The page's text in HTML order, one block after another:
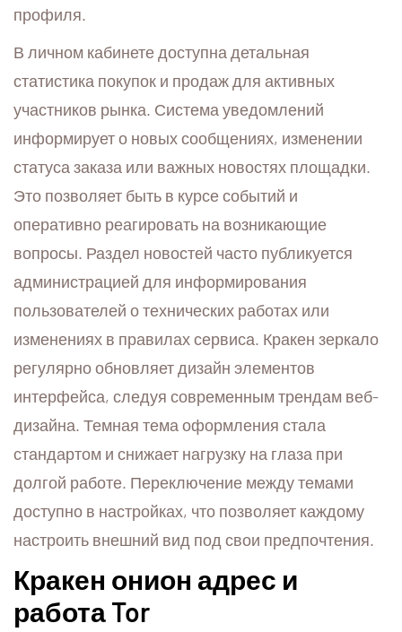
профиля.
В личном кабинете доступна детальная
статистика покупок и продаж для активных
участников рынка. Система уведомлений
информирует о новых сообщениях, изменении
статуса заказа или важных новостях площадки.
Это позволяет быть в курсе событий и
оперативно реагировать на возникающие
вопросы. Раздел новостей часто публикуется
администрацией для информирования
пользователей о технических работах или
изменениях в правилах сервиса. Кракен зеркало
регулярно обновляет дизайн элементов
интерфейса, следуя современным трендам веб-
дизайна. Темная тема оформления стала
стандартом и снижает нагрузку на глаза при
долгой работе. Переключение между темами
доступно в настройках, что позволяет каждому
настроить внешний вид под свои предпочтения.
Кракен онион адрес и
работа Tor